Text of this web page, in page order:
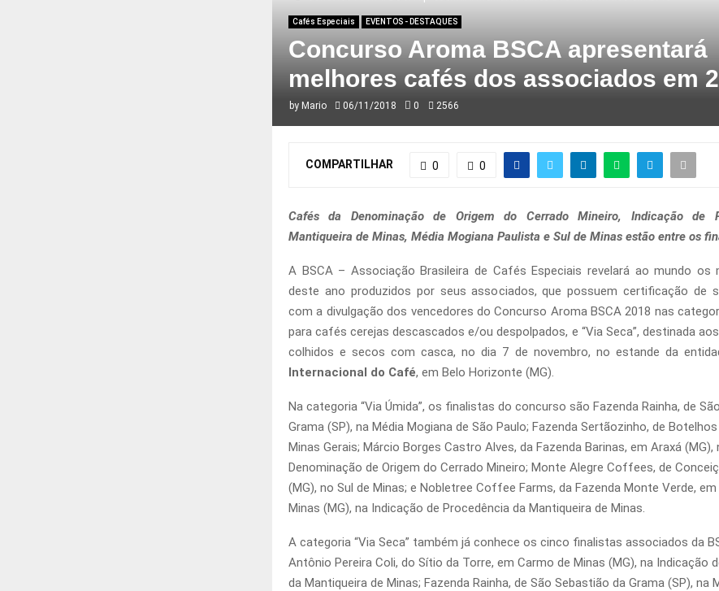
Cafés Especiais EVENTOS - DESTAQUES
Concurso Aroma BSCA apresentará
melhores cafés dos associados em
by Mario 06/11/2018 0 2566
COMPARTILHAR 0 0
Cafés da Denominação de Origem do Cerrado Mineiro, Indicação de
Mantiqueira de Minas, Média Mogiana Paulista e Sul de Minas estão entre os
A BSCA – Associação Brasileira de Cafés Especiais revelará ao mundo os
deste ano produzidos por seus associados, que possuem certificação de
com a divulgação dos vencedores do Concurso Aroma BSCA 2018 nas
para cafés cerejas descascados e/ou despolpados, e “Via Seca”, destinada
colhidos e secos com casca, no dia 7 de novembro, no estande da
Internacional do Café, em Belo Horizonte (MG).
Na categoria “Via Úmida”, os finalistas do concurso são Fazenda Rainha, de
Grama (SP), na Média Mogiana de São Paulo; Fazenda Sertãozinho, de
Minas Gerais; Márcio Borges Castro Alves, da Fazenda Barinas, em Araxá (MG),
Denominação de Origem do Cerrado Mineiro; Monte Alegre Coffees, de
(MG), no Sul de Minas; e Nobletree Coffee Farms, da Fazenda Monte Verde,
Minas (MG), na Indicação de Procedência da Mantiqueira de Minas.
A categoria “Via Seca” também já conhece os cinco finalistas associados da
Antônio Pereira Coli, do Sítio da Torre, em Carmo de Minas (MG), na Indicação
da Mantiqueira de Minas; Fazenda Rainha, de São Sebastião da Grama (SP), na